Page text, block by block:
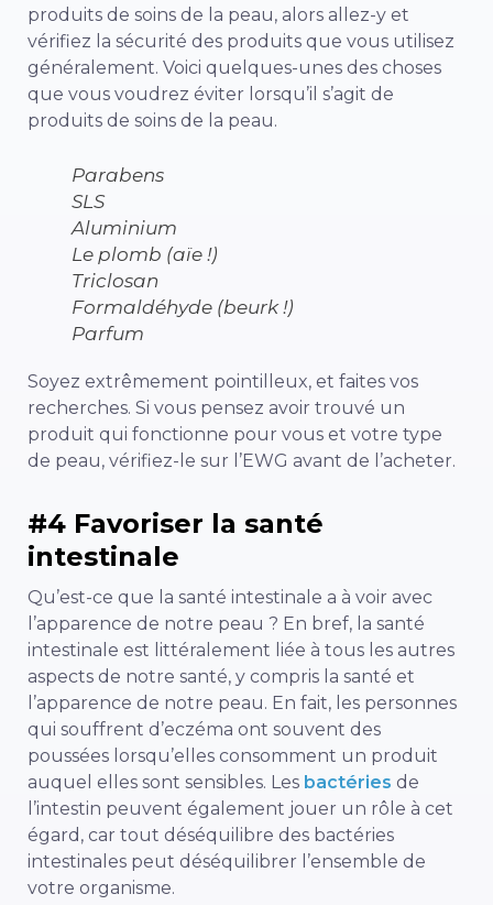
produits de soins de la peau, alors allez-y et
vérifiez la sécurité des produits que vous utilisez
généralement. Voici quelques-unes des choses
que vous voudrez éviter lorsqu’il s’agit de
produits de soins de la peau.
Parabens
SLS
Aluminium
Le plomb (aïe !)
Triclosan
Formaldéhyde (beurk !)
Parfum
Soyez extrêmement pointilleux, et faites vos
recherches. Si vous pensez avoir trouvé un
produit qui fonctionne pour vous et votre type
de peau, vérifiez-le sur l’EWG avant de l’acheter.
#4 Favoriser la santé
intestinale
Qu’est-ce que la santé intestinale a à voir avec
l’apparence de notre peau ? En bref, la santé
intestinale est littéralement liée à tous les autres
aspects de notre santé, y compris la santé et
l’apparence de notre peau. En fait, les personnes
qui souffrent d’eczéma ont souvent des
poussées lorsqu’elles consomment un produit
auquel elles sont sensibles. Les bactéries de
l’intestin peuvent également jouer un rôle à cet
égard, car tout déséquilibre des bactéries
intestinales peut déséquilibrer l’ensemble de
votre organisme.